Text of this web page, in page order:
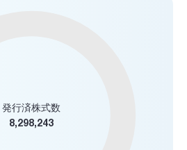
発行済株式数
8,298,243